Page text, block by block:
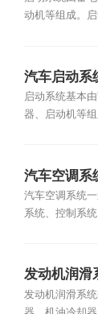
动机等组成。
汽车启动系
启动系统基本
器、启动机等
汽车空调系
汽车空调系统
系统、控制系
发动机润滑
发动机润滑系